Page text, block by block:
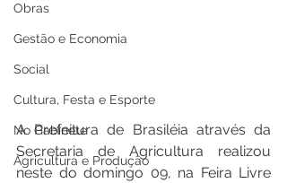
Obras
Gestão e Economia
Social
Cultura, Festa e Esporte
No Gabinete
Agricultura e Produção
A Prefeitura de Brasiléia através da
Secretaria de Agricultura realizou
neste do domingo 09, na Feira Livre